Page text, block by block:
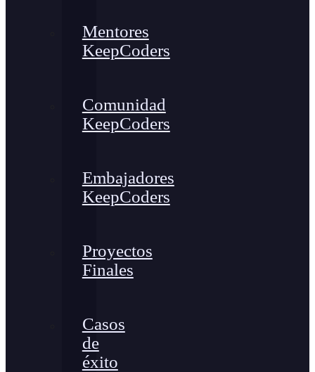
Mentores
KeepCoders
Comunidad
KeepCoders
Embajadores
KeepCoders
Proyectos
Finales
Casos
de
éxito